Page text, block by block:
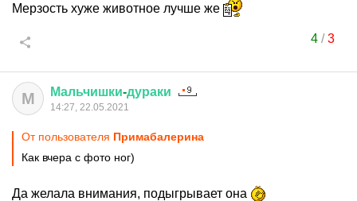
Мерзость хуже животное лучше же
4/3
М Мальчишки-дураки
14:27, 22.05.2021
От пользователя Примaбaлерина
Как вчера с фото ног)
Да желала внимания, подыгрывает она